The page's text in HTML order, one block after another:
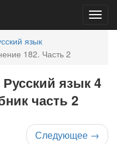
язык
182. Часть 2
язык 4
часть 2
Следующее →